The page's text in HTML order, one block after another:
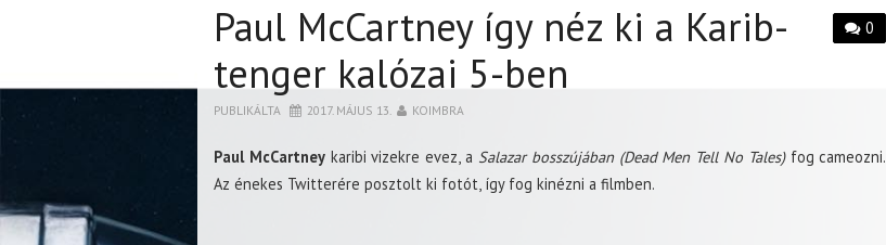
0
Paul McCartney így néz ki a Karib-
tenger kalózai 5-ben
PUBLIKÁLTA 2017. MÁJUS 13. KOIMBRA
Paul McCartneykaribi vizekre evez, a Salazar bosszújában (Dead Men Tell No Tales)fog cameozni.
Az énekes Twitterére posztolt ki fotót, így fog kinézni a filmben.